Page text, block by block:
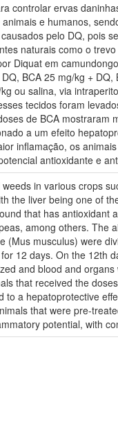
controlar ervas
e humanos,
pelo DQ, pois
naturais como o
Diquat em
BCA 25 mg/kg +
ou salina, via
tecidos foram
de BCA
a um efeito
inflamação, os
antioxidante e
in various crops
the liver being one of
that has
among others.
musculus) were
12 days. On the
and blood and
that received the
a hepatoprotective
that were pre-
potential, with